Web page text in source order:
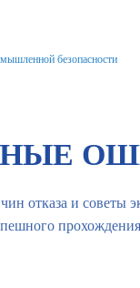
безопасности
отказа и советы